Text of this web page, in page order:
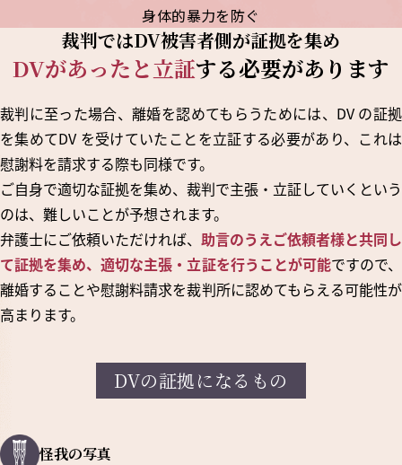
身体的暴力を防ぐ
裁判ではDV被害者側が証拠を集め
DVがあったと立証する必要があります
裁判に至った場合、離婚を認めてもらうためには、DV の証拠
を集めてDV を受けていたことを立証する必要があり、これは
慰謝料を請求する際も同様です。
ご自身で適切な証拠を集め、裁判で主張・立証していくという
のは、難しいことが予想されます。
弁護士にご依頼いただければ、 助言のうえご依頼者様と共同し
て証拠を集め、適切な主張・立証を行うことが可能ですので、
離婚することや慰謝料請求を裁判所に認めてもらえる可能性が
高まります。
DVの証拠になるもの
怪我の写真